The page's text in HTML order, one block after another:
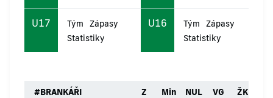
U17 Tým
Zápasy
Statistiky
U16 Tým
Zápasy
Statistiky
#BRANKÁŘI Z Min NUL VG ŽK